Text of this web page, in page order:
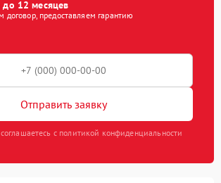
до 12 месяцев
договор, предоставляем гарантию
Отправить заявку
с политикой конфиденциальности